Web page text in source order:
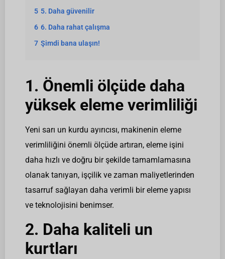
5 5. Daha güvenilir
6 6. Daha rahat çalışma
7 Şimdi bana ulaşın!
1. Önemli ölçüde daha
yüksek eleme verimliliği
Yeni sarı un kurdu ayırıcısı, makinenin eleme
verimliliğini önemli ölçüde artıran, eleme işini
daha hızlı ve doğru bir şekilde tamamlamasına
olanak tanıyan, işçilik ve zaman maliyetlerinden
tasarruf sağlayan daha verimli bir eleme yapısı
ve teknolojisini benimser.
2. Daha kaliteli un
kurtları